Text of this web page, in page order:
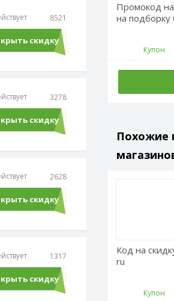
8521
скидку
3278
скидку
2628
скидку
1317
скидку
Промокод на
на подборку
Купон
Похожие
Код на
ru
Купон